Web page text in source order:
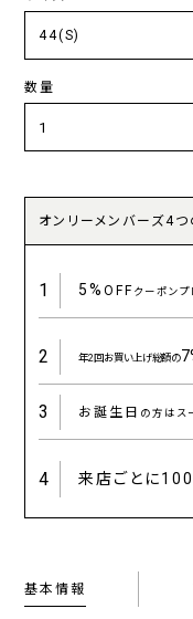
数量
オンリーメンバーズ4
1 5%OFFクーポンプ
2 年2回お買い上げ総額の
3 お誕生日 の方はス
4 来店ごとに
基本情報